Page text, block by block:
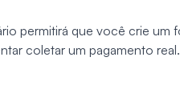
permitirá que você crie um
coletar um pagamento